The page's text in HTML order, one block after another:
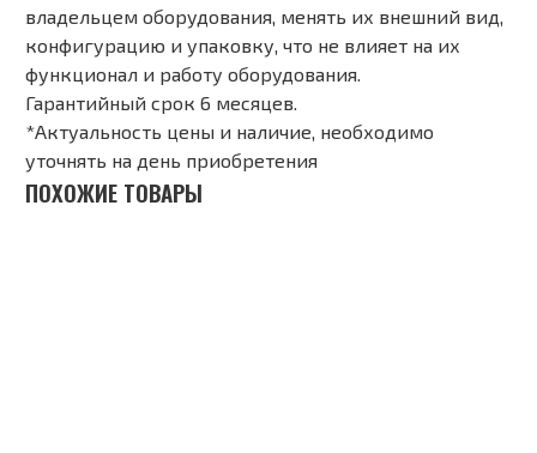
владельцем оборудования, менять их внешний вид,
конфигурацию и упаковку, что не влияет на их
функционал и работу оборудования.
Гарантийный срок 6 месяцев.
*Актуальность цены и наличие, необходимо
уточнять на день приобретения
ПОХОЖИЕ ТОВАРЫ